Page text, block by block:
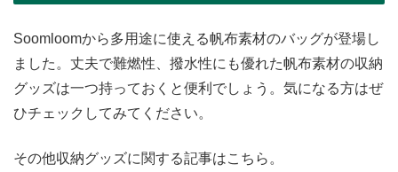
Soomloomから多用途に使える帆布素材のバッグが登場し
ました。丈夫で難燃性、撥水性にも優れた帆布素材の収納
グッズは一つ持っておくと便利でしょう。気になる方はぜ
ひチェックしてみてください。
その他収納グッズに関する記事はこちら。